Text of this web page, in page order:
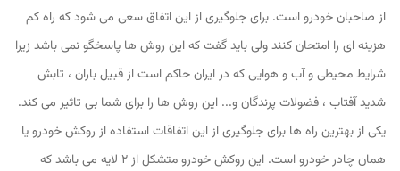
از صاحبان خودرو است. برای جلوگیری از این اتفاق سعی می شود که راه کم
هزینه ای را امتحان کنند ولی باید گفت که این روش ها پاسخگو نمی باشد زیرا
شرایط محیطی و آب و هوایی که در ایران حاکم است از قبیل باران ، تابش
شدید آفتاب ، فضولات پرندگان و... این روش ها را برای شما بی تاثیر می کند.
یکی از بهترین راه ها برای جلوگیری از این اتفاقات استفاده از روکش خودرو یا
همان چادر خودرو است. این روکش خودرو متشکل از 2 لایه می باشد که